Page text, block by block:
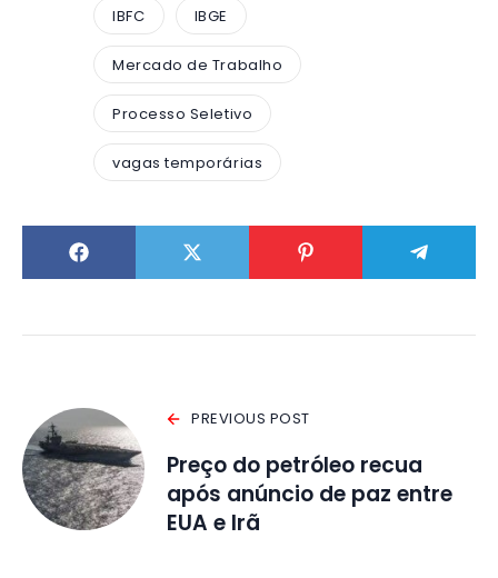
IBFC IBGE
Mercado de Trabalho
Processo Seletivo
vagas temporárias
PREVIOUS POST
Preço do petróleo recua
após anúncio de paz entre
EUA e Irã